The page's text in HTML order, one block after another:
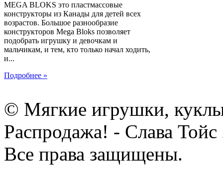
MEGA BLOKS это пластмассовые
конструкторы из Канады для детей всех
возрастов. Большое разнообразие
конструкторов Mega Bloks позволяет
подобрать игрушку и девочкам и
мальчикам, и тем, кто только начал ходить,
и...
Подробнее »
© Мягкие игрушки,
Распродажа! - Слава Тойс
Все права защищены.